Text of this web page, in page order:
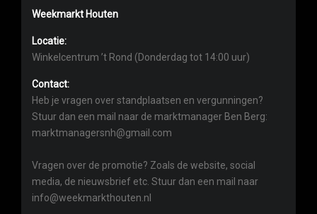
Weekmarkt Houten
Locatie:
Winkelcentrum ’t Rond (Donderdag tot 14:00 uur)
Contact:
Heb je vragen over standplaatsen en vergunningen?
Stuur dan een mail naar de marktmanager Ben Berg:
marktmanagersnh@gmail.com
Vragen over de promotie? Zoals de website, social
media, de nieuwsbrief etc. Stuur dan een mail naar
info@weekmarkthouten.nl